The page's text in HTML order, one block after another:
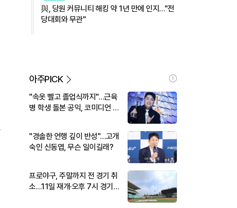
與, 당원 커뮤니티 해킹 약 1년 만에 인지…"전
당대회와 무관"
아주PICK
"속옷 빨고 졸업식까지"…근육
병 학생 돌본 공익, 코미디언 김
"경솔한 언행 깊이 반성"…고개
숙인 신동엽, 무슨 일이길래?
프로야구, 주말까지 전 경기 취
소…11일 재개·오후 7시 경기